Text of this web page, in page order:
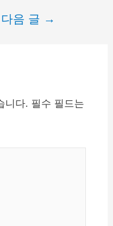
다음 글 →
니다. 필수 필드는